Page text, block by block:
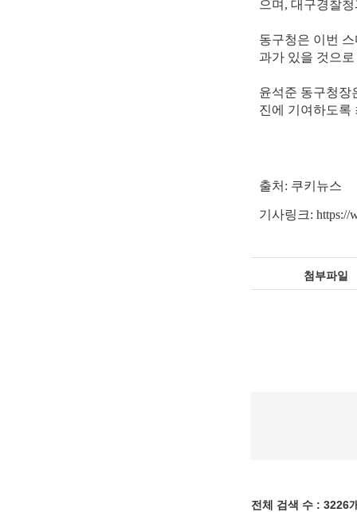
으며, 대구경찰
동구청은 이번
과가 있을 것으
윤석준 동구청장
진에 기여하도록
출처: 쿠키뉴스
기사링크: https://
첨부파일
전체 검색 수 : 3226